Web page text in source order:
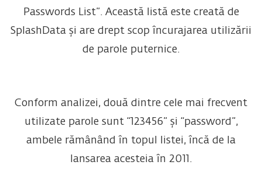
Passwords List”. Această listă este creată de
SplashData și are drept scop încurajarea utilizării
de parole puternice.
Conform analizei, două dintre cele mai frecvent
utilizate parole sunt “123456” și “password”,
ambele rămânând în topul listei, încă de la
lansarea acesteia în 2011.